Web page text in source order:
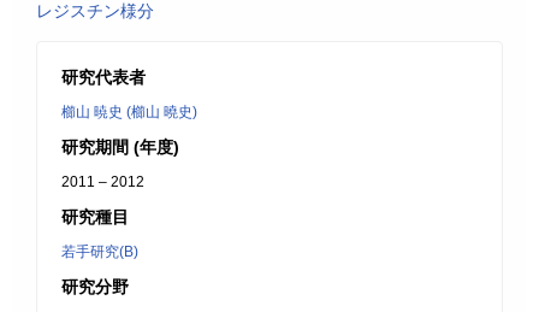
レジスチン様分
研究代表者
櫛山 暁史 (櫛山 曉史)
研究期間 (年度)
2011 – 2012
研究種目
若手研究(B)
研究分野